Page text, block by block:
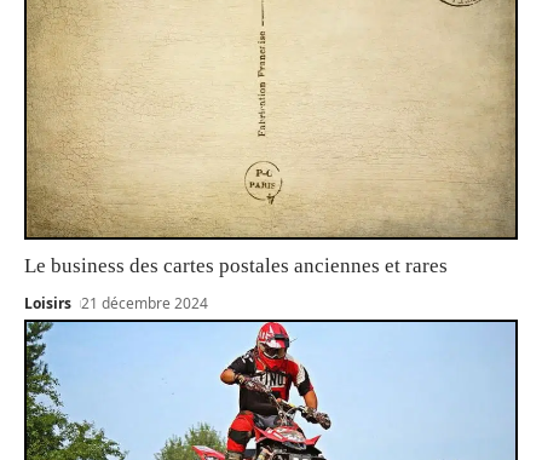
Le business des cartes postales anciennes et rares
Loisirs 21 décembre 2024